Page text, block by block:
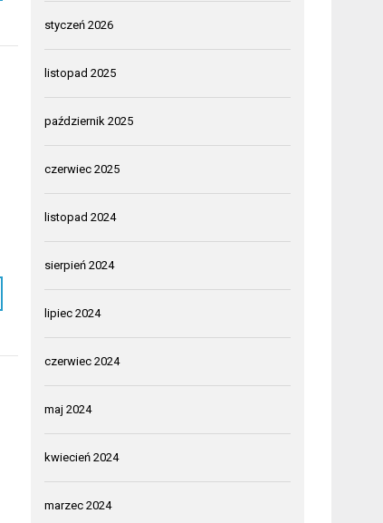
styczeń 2026
listopad 2025
październik 2025
czerwiec 2025
listopad 2024
sierpień 2024
lipiec 2024
czerwiec 2024
maj 2024
kwiecień 2024
marzec 2024